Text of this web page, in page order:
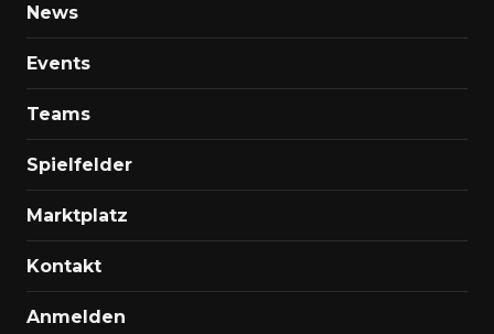
News
Events
Teams
Spielfelder
Marktplatz
Kontakt
Anmelden